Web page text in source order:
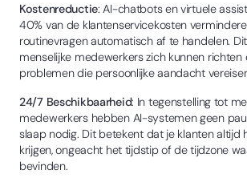
Kostenreductie: AI-chatbots en virtuele
40% van de klantenservicekosten
routinevragen automatisch af te handelen.
menselijke medewerkers zich kunnen
problemen die persoonlijke aandacht
24/7 Beschikbaarheid: In tegenstelling tot
medewerkers hebben AI-systemen geen
slaap nodig. Dit betekent dat je klanten altijd
krijgen, ongeacht het tijdstip of de tijdzone
bevinden.